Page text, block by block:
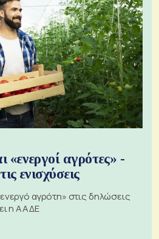
«ενεργοί αγρότες» -
ενισχύσεις
αγρότη» στις δηλώσεις
η ΑΑΔΕ